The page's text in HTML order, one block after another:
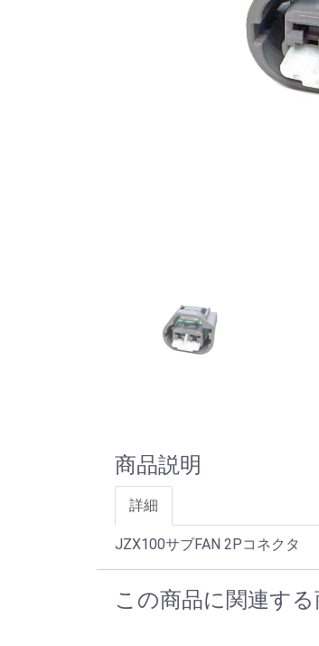
商品説明
詳細
JZX100サブFAN 2Pコネクタ
この商品に関連する